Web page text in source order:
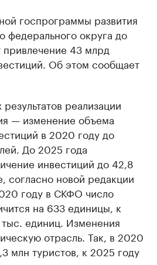
госпрограммы развития
федерального округа до
43 млрд
Об этом сообщает
реализации
— изменение объема
в 2020 году до
До 2025 года
инвестиций до 42,8
согласно новой редакции
году в СКФО число
на 633 единицы, к
единиц. Изменения
отрасль. Так, в 2020
млн туристов, к 2025 году